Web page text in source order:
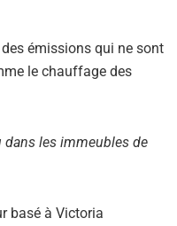
émissions qui ne sont
le chauffage des
dans les immeubles de
basé à Victoria